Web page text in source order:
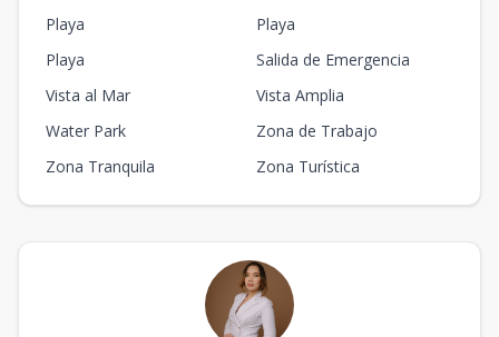
Playa
Playa
Playa
Salida de Emergencia
Vista al Mar
Vista Amplia
Water Park
Zona de Trabajo
Zona Tranquila
Zona Turística